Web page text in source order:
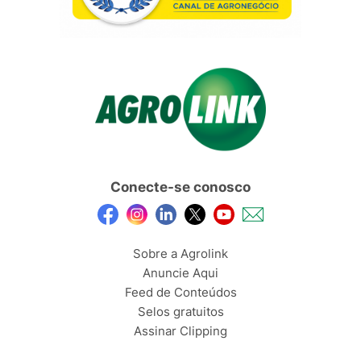
Conecte-se conosco
Sobre a Agrolink
Anuncie Aqui
Feed de Conteúdos
Selos gratuitos
Assinar Clipping